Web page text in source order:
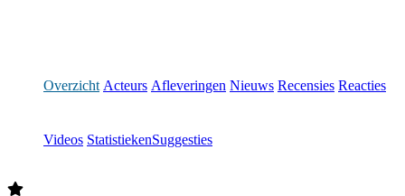
Overzicht Acteurs Afleveringen Nieuws Recensies Reacties
Videos StatistiekenSuggesties